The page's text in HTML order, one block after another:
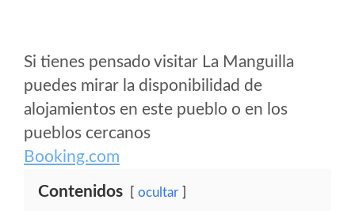
Si tienes pensado visitar La Manguilla
puedes mirar la disponibilidad de
alojamientos en este pueblo o en los
pueblos cercanos
Booking.com
Contenidos ocultar